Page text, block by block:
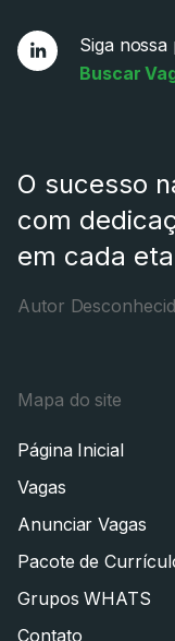
Siga
Buscar
O sucesso
com
em cada
Autor
Mapa do site
Página Inicial
Vagas
Anunciar Vagas
Pacote de
Grupos WHATS
Contato